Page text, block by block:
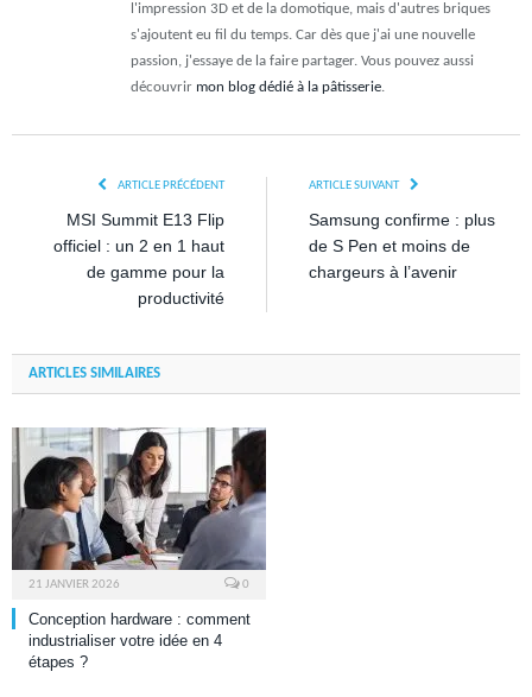
l'impression 3D et de la domotique, mais d'autres briques
s'ajoutent eu fil du temps. Car dès que j'ai une nouvelle
passion, j'essaye de la faire partager. Vous pouvez aussi
découvrir mon blog dédié à la pâtisserie.
ARTICLE PRÉCÉDENT
MSI Summit E13 Flip
officiel : un 2 en 1 haut
de gamme pour la
productivité
ARTICLE SUIVANT
Samsung confirme : plus
de S Pen et moins de
chargeurs à l’avenir
ARTICLES SIMILAIRES
21 JANVIER 2026 0
Conception hardware : comment
industrialiser votre idée en 4
étapes ?